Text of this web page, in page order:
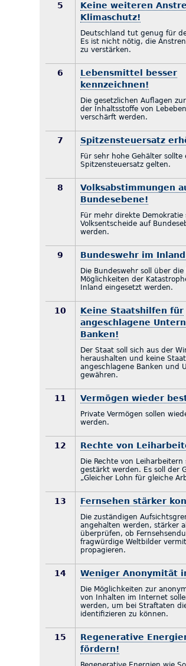
5
Keine weiteren
Klimaschutz!
Deutschland tut genug für
Es ist nicht nötig, die
zu verstärken.
6
Lebensmittel besser
kennzeichnen!
Die gesetzlichen Auflagen
der Inhaltsstoffe von
verschärft werden.
7 Spitzensteuersatz
Für sehr hohe Gehälter sollte
Spitzensteuersatz gelten.
8
Volksabstimmungen
Bundesebene!
Für mehr direkte Demokratie
Volksentscheide auf
werden.
9 Bundeswehr im
Die Bundeswehr soll über
Möglichkeiten der
Inland eingesetzt werden.
10
Keine Staatshilfen für
angeschlagene
Banken!
Der Staat soll sich aus der
heraushalten und keine
angeschlagene Banken und
gewähren.
11 Vermögen wieder
Private Vermögen sollen
werden.
12 Rechte von
Die Rechte von
gestärkt werden. Es soll der
„Gleicher Lohn für gleiche
13 Fernsehen stärker
Die zuständigen
angehalten werden, stärker
überprüfen, ob
fragwürdige Weltbilder
propagieren.
14 Weniger Anonymität
Die Möglichkeiten zur
von Inhalten im Internet
werden, um bei Straftaten
identifizieren zu können.
15
Regenerative
fördern!